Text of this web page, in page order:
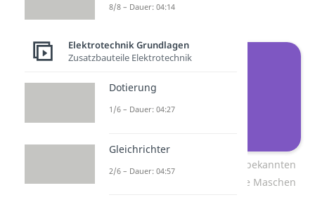
musst.
In jedem Netzwerk mit N Unbekannten
gibt es N linear unabhängige Maschen
8/8 – Dauer: 04:14
Elektrotechnik Grundlagen
Zusatzbauteile Elektrotechnik
Dotierung
1/6 – Dauer: 04:27
Gleichrichter
2/6 – Dauer: 04:57